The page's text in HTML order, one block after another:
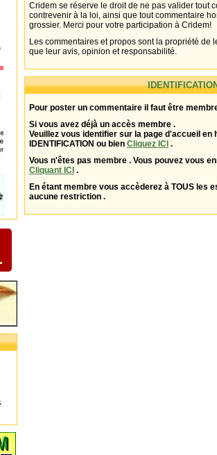
Cridem se réserve le droit de ne pas valider tout
contrevenir à la loi, ainsi que tout commentaire
grossier. Merci pour votre participation à Cridem!
Les commentaires et propos sont la propriété de
que leur avis, opinion et responsabilité.
Pour poster un commentaire il faut être
Si vous avez déjà un accès membre .
Veuillez vous identifier sur la page d'accueil en
IDENTIFICATION ou bien Cliquez ICI .
Vous n'êtes pas membre . Vous pouvez vous
Cliquant ICI .
En étant membre vous accèderez à TOUS les
aucune restriction .